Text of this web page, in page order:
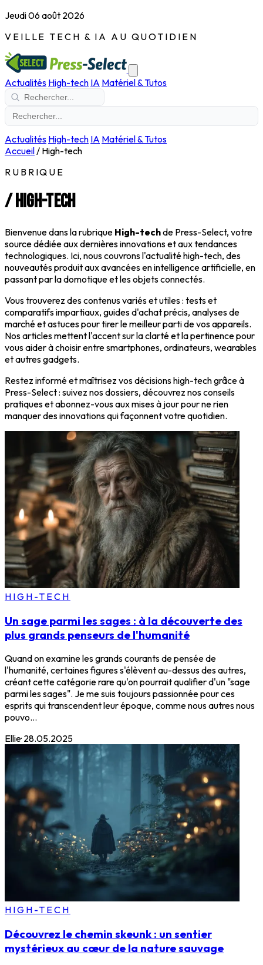
Jeudi 06 août 2026
VEILLE TECH & IA AU QUOTIDIEN
Actualités High-tech IA Matériel & Tutos
Actualités High-tech IA Matériel & Tutos
Accueil/ High-tech
RUBRIQUE
/High-tech
Bienvenue dans la rubrique High-techde Press-Select, votre
source dédiée aux dernières innovations et aux tendances
technologiques. Ici, nous couvrons l'actualité high-tech, des
nouveautés produit aux avancées en intelligence artificielle, en
passant par la domotique et les objets connectés.
Vous trouverez des contenus variés et utiles : tests et
comparatifs impartiaux, guides d'achat précis, analyses de
marché et astuces pour tirer le meilleur parti de vos appareils.
Nos articles mettent l'accent sur la clarté et la pertinence pour
vous aider à choisir entre smartphones, ordinateurs, wearables
et autres gadgets.
Restez informé et maîtrisez vos décisions high-tech grâce à
Press-Select : suivez nos dossiers, découvrez nos conseils
pratiques et abonnez-vous aux mises à jour pour ne rien
manquer des innovations qui façonnent votre quotidien.
HIGH-TECH
Un sage parmi les sages : à la découverte des
plus grands penseurs de l'humanité
Quand on examine les grands courants de pensée de
l'humanité, certaines figures s'élèvent au-dessus des autres,
créant cette catégorie rare qu'on pourrait qualifier d'un "sage
parmi les sages". Je me suis toujours passionnée pour ces
esprits qui transcendent leur époque, comme nous autres nous
pouvo...
Ellie· 28.05.2025
HIGH-TECH
Découvrez le chemin skeunk : un sentier
mystérieux au cœur de la nature sauvage